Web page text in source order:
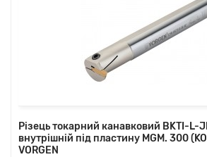
Різець токарний канавковий BKTI-L-
внутрішній під пластину MGM. 300
VORGEN